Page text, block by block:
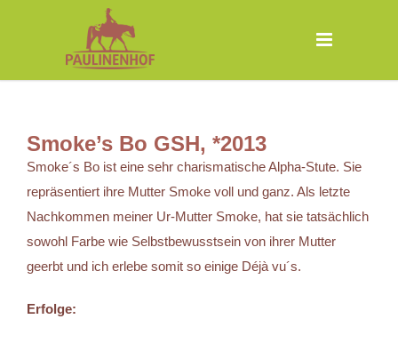
Smoke’s Bo GSH, *2013
Smoke´s Bo ist eine sehr charismatische Alpha-Stute. Sie
repräsentiert ihre Mutter Smoke voll und ganz. Als letzte
Nachkommen meiner Ur-Mutter Smoke, hat sie tatsächlich
sowohl Farbe wie Selbstbewusstsein von ihrer Mutter
geerbt und ich erlebe somit so einige Déjà vu´s.
Erfolge: